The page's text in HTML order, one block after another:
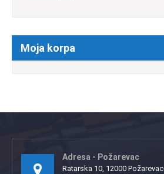
Moja korpa
Adresa - Požarevac
Ratarska 10, 12000 Požarevac